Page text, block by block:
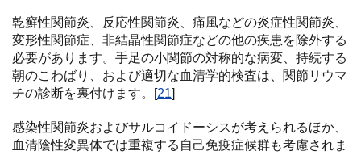
乾癬性関節炎、反応性関節炎、痛風などの炎症性関節炎、
変形性関節症、非結晶性関節症などの他の疾患を除外する
必要があります。手足の小関節の対称的な病変、持続する
朝のこわばり、および適切な血清学的検査は、関節リウマ
チの診断を裏付けます。[21]
感染性関節炎およびサルコイドーシスが考えられるほか、
血清陰性変異体では重複する自己免疫症候群も考慮されま